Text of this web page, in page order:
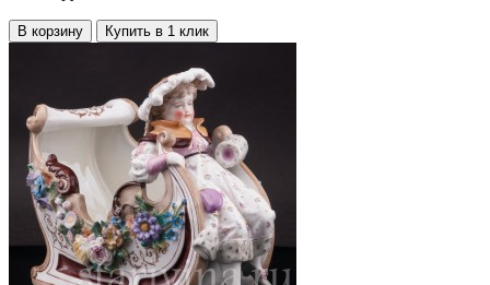
В корзину Купить в 1 клик